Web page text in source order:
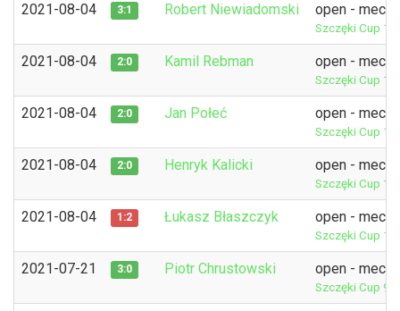
2021-08-04 3:1 Robert Niewiadomski open - mecz
Szczęki Cup
2021-08-04 2:0 Kamil Rebman open - mecz
Szczęki Cup
2021-08-04 2:0 Jan Połeć open - mecz
Szczęki Cup
2021-08-04 2:0 Henryk Kalicki open - mecz
Szczęki Cup
2021-08-04 1:2 Łukasz Błaszczyk open - mecz
Szczęki Cup
2021-07-21 3:0 Piotr Chrustowski open - mecz
Szczęki Cup